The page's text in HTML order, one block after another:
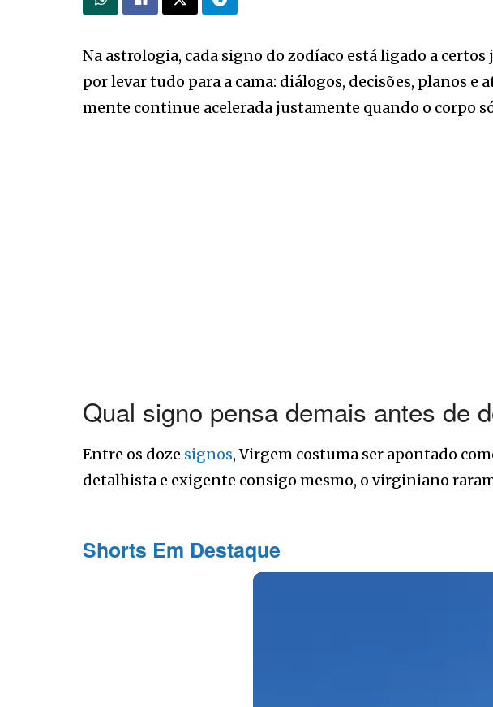
Na astrologia, cada signo do zodíaco está ligado a
por levar tudo para a cama: diálogos, decisões, planos
mente continue acelerada justamente quando o corpo
Qual signo pensa demais antes de
Entre os doze signos, Virgem costuma ser apontado
detalhista e exigente consigo mesmo, o virginiano
Shorts Em Destaque